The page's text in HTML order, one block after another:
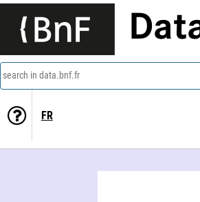
search in data.bnf.fr
FR